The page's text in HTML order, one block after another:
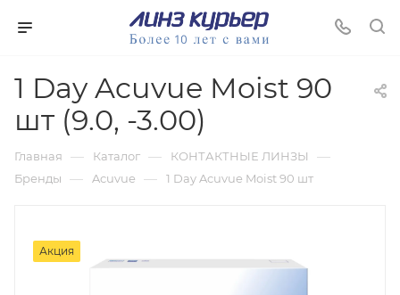
1 Day Acuvue Moist 90
шт (9.0, -3.00)
Главная — Каталог — КОНТАКТНЫЕ ЛИНЗЫ —
Бренды — Acuvue — 1 Day Acuvue Moist 90 шт
Акция